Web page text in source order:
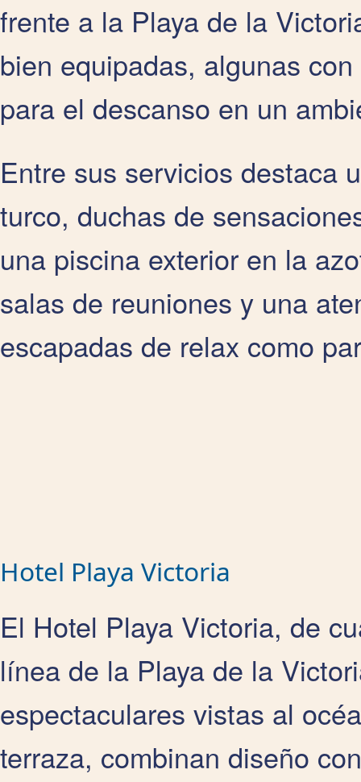
frente a la Playa de la
bien equipadas, algunas
para el descanso en un
Entre sus servicios destaca
turco, duchas de
una piscina exterior en la
salas de reuniones y una
escapadas de relax como
Hotel Playa Victoria
El Hotel Playa Victoria, de
línea de la Playa de la
espectaculares vistas al
terraza, combinan diseño